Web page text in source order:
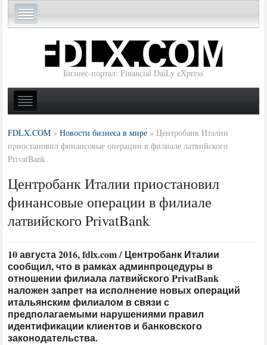
Бизнес-портал: Financial DaiLy eXpress
FDLX.COM »Новости бизнеса в мире »Центробанк Италии
приостановил финансовые операции в филиале латвийского
PrivatBank
Центробанк Италии приостановил
финансовые операции в филиале
латвийского PrivatBank
10 августа 2016, fdlx.com / Центробанк Италии
сообщил, что в рамках админпроцедуры в
отношении филиала латвийского PrivatBank
наложен запрет на исполнение новых операций
итальянским филиалом в связи с
предполагаемыми нарушениями правил
идентификации клиентов и банковского
законодательства.